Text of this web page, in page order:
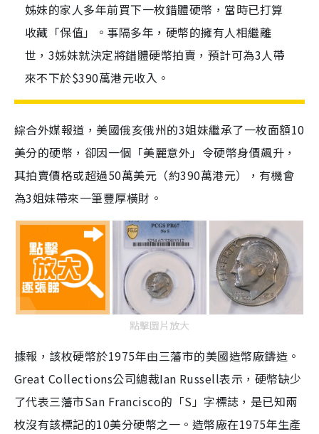
姊妹的家人多年前買下一枚錯體硬幣，當時已打算
收藏「保值」。事隔多年，硬幣的擁有人相繼離
世，3姊妹就決定將錯體硬幣拍賣，預計可為3人帶
來不下於$390萬港元收入。
綜合外媒報道，美國俄亥俄州的3姐妹繼承了一枚面額10
美分的硬幣，卻因一個「美麗意外」令硬幣身價飆升，
其拍賣價格或超過50萬美元（約390萬港元），有機會
為3姐妹帶來一筆豐厚橫財。
點擊圖片放大
據報，該枚硬幣於1975年由三藩市的美國造幣廠鑄造。
Great Collections公司總裁Ian Russell表示，硬幣缺少
了代表三藩市San Francisco的「S」字標誌，是已知兩
枚沒有該標記的10美分硬幣之一。造幣廠在1975年生產